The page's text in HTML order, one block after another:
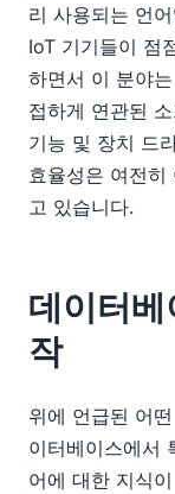
리 사용되는 언
IoT 기기들이 점
하면서 이 분야
접하게 연관된
기능 및 장치 드
효율성은 여전
고 있습니다.
데이터
작
위에 언급된 어
이터베이스에서
어에 대한 지식